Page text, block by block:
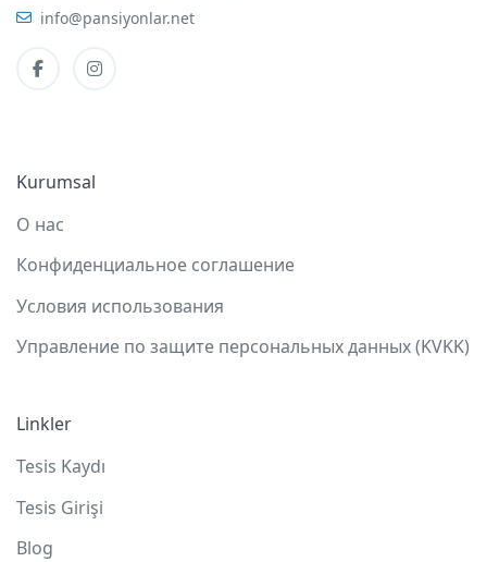
info@pansiyonlar.net
Kurumsal
О нас
Конфиденциальное соглашение
Условия использования
Управление по защите персональных данных (KVKK)
Linkler
Tesis Kaydı
Tesis Girişi
Blog